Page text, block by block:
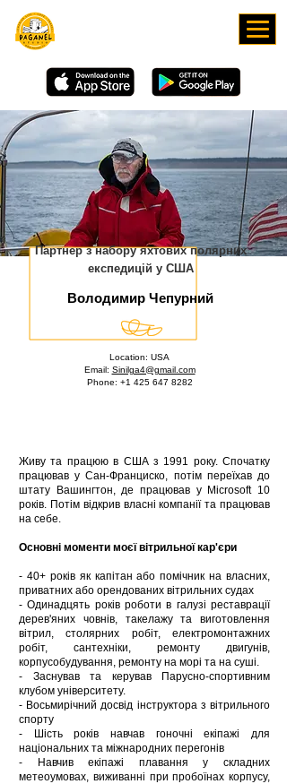
Партнер з набору яхтових полярних
експедицій у США
Location: USA
Email: Sinilga4@gmail.com
Phone: +1 425 647 8282
Володимир Чепурний
Живу та працюю в США з 1991 року. Спочатку
працював у Сан-Франциско, потім переїхав до
штату Вашингтон, де працював у Microsoft 10
років. Потім відкрив власні компанії та працював
на себе.
Основні моменти моєї вітрильної кар'єри
- 40+ років як капітан або помічник на власних,
приватних або орендованих вітрильних судах
- Одинадцять років роботи в галузі реставрації
дерев'яних човнів, такелажу та виготовлення
вітрил, столярних робіт, електромонтажних
робіт, сантехніки, ремонту двигунів,
корпусобудування, ремонту на морі та на суші.
- Заснував та керував Парусно-спортивним
клубом університету.
- Восьмирічний досвід інструктора з вітрильного
спорту
- Шість років навчав гоночні екіпажі для
національних та міжнародних перегонів
- Навчив екіпажі плавання у складних
метеоумовах, виживанні при пробоїнах корпусу,